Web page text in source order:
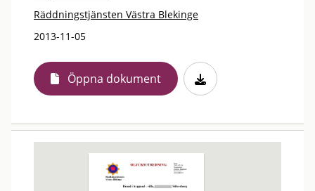
Räddningstjänsten Västra Blekinge
2013-11-05
Öppna dokument